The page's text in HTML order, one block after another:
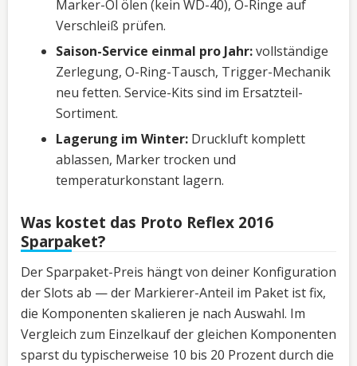
Marker-Öl ölen (kein WD-40), O-Ringe auf
Verschleiß prüfen.
Saison-Service einmal pro Jahr:vollständige
Zerlegung, O-Ring-Tausch, Trigger-Mechanik
neu fetten. Service-Kits sind im Ersatzteil-
Sortiment.
Lagerung im Winter: Druckluft komplett
ablassen, Marker trocken und
temperaturkonstant lagern.
Was kostet das Proto Reflex 2016
Sparpaket?
Der Sparpaket-Preis hängt von deiner Konfiguration
der Slots ab — der Markierer-Anteil im Paket ist fix,
die Komponenten skalieren je nach Auswahl. Im
Vergleich zum Einzelkauf der gleichen Komponenten
sparst du typischerweise 10 bis 20 Prozent durch die